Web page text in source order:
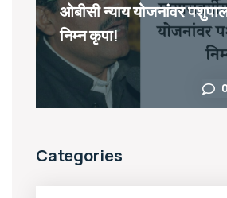
ओबीसी न्याय योजनांवर
निम्न कृपा!
Categories